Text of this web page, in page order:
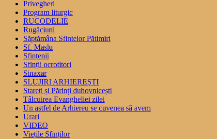
Privegheri
Program liturgic
RUCODELIE
Rugăciuni
Săptămâna Sfintelor Pătimiri
Sf. Maslu
Sfințenii
Sfinții ocrotitori
Sinaxar
SLUJIRI ARHIEREȘTI
Stareți și Părinți duhovnicești
Tâlcuirea Evangheliei zilei
Un astfel de Arhiereu se cuvenea să avem
Urari
VIDEO
Viețile Sfinților